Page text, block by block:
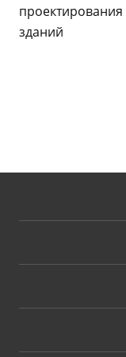
проектирования
зданий